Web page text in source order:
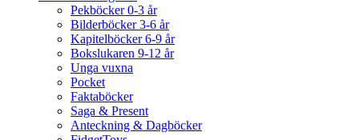
Pekböcker 0-3 år
Bilderböcker 3-6 år
Kapitelböcker 6-9 år
Bokslukaren 9-12 år
Unga vuxna
Pocket
Faktaböcker
Saga & Present
Anteckning & Dagböcker